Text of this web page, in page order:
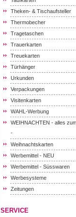
Theken- & Tischaufsteller
Thermobecher
Tragetaschen
Trauerkarten
Treuekarten
Türhänger
Urkunden
Verpackungen
Visitenkarten
WAHL-Werbung
WEIHNACHTEN - alles
-
Weihnachtskarten
Werbemittel - NEU
Werbemittel - Süsswaren
Werbesysteme
Zeitungen
SERVICE